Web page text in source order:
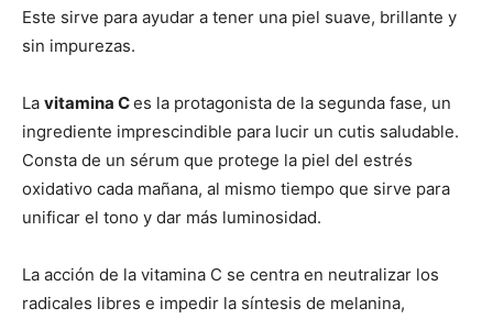
Este sirve para ayudar a tener una piel suave, brillante y
sin impurezas.
La vitamina Ces la protagonista de la segunda fase, un
ingrediente imprescindible para lucir un cutis saludable.
Consta de un sérum que protege la piel del estrés
oxidativo cada mañana, al mismo tiempo que sirve para
unificar el tono y dar más luminosidad.
La acción de la vitamina C se centra en neutralizar los
radicales libres e impedir la síntesis de melanina,